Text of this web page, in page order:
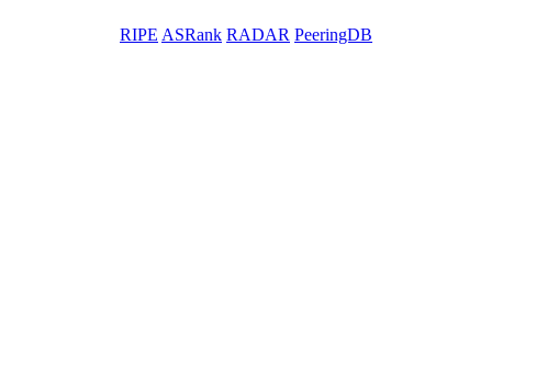
RIPE ASRank RADAR PeeringDB